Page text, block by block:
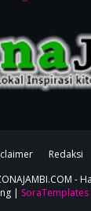
Redaksi
-
| SoraTemplates